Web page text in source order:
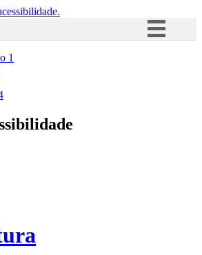
Acesso à informação
1